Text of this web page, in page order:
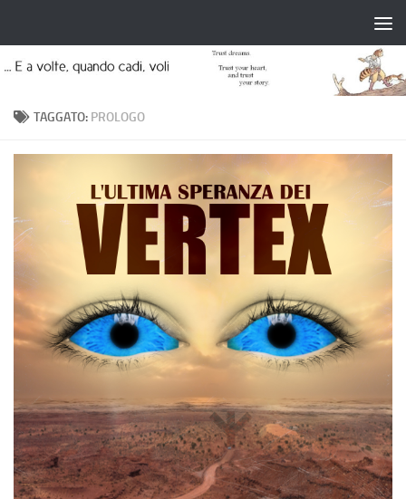
TAGGATO: PROLOGO